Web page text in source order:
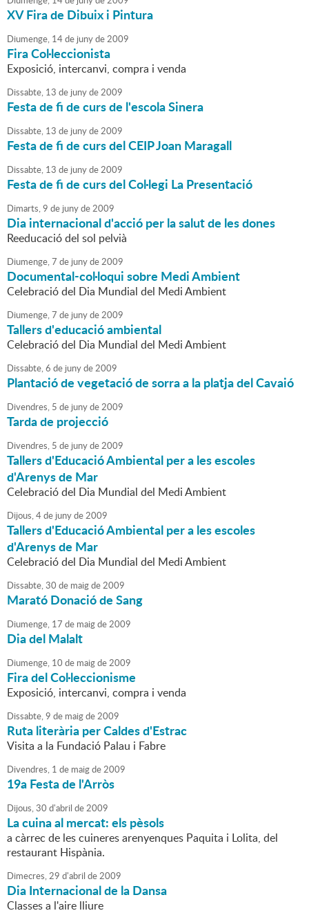
XV Fira de Dibuix i Pintura
Diumenge, 14de junyde2009
Fira Col·leccionista
Exposició, intercanvi, compra i venda
Dissabte, 13 de junyde2009
Festa de fi de curs de l'escola Sinera
Dissabte, 13 de junyde2009
Festa de fi de curs del CEIP Joan Maragall
Dissabte, 13 de junyde2009
Festa de fi de curs del Col·legi La Presentació
Dimarts,9 de junyde2009
Dia internacional d'acció per la salut de les dones
Reeducació del sol pelvià
Diumenge,7 de junyde2009
Documental-col·loqui sobre Medi Ambient
Celebració del Dia Mundial del Medi Ambient
Diumenge,7 de junyde2009
Tallers d'educació ambiental
Celebració del Dia Mundial del Medi Ambient
Dissabte,6 de junyde2009
Plantació de vegetació de sorra a la platja del Cavaió
Divendres, 5 de junyde2009
Tarda de projecció
Divendres, 5 de junyde2009
Tallers d'Educació Ambiental per a les escoles
d'Arenys de Mar
Celebració del Dia Mundial del Medi Ambient
Dijous,4de junyde2009
Tallers d'Educació Ambiental per a les escoles
d'Arenys de Mar
Celebració del Dia Mundial del Medi Ambient
Dissabte,30 de maigde2009
Marató Donació de Sang
Diumenge, 17 de maigde2009
Dia del Malalt
Diumenge, 10 de maigde2009
Fira del Col·leccionisme
Exposició, intercanvi, compra i venda
Dissabte,9 de maigde2009
Ruta literària per Caldes d'Estrac
Visita a la Fundació Palau i Fabre
Divendres, 1 de maigde2009
19a Festa de l'Arròs
Dijous,30 d'abril de2009
La cuina al mercat: els pèsols
a càrrec de les cuineres arenyenques Paquita i Lolita, del
restaurant Hispània.
Dimecres,29 d'abril de2009
Dia Internacional de la Dansa
Classes a l'aire lliure